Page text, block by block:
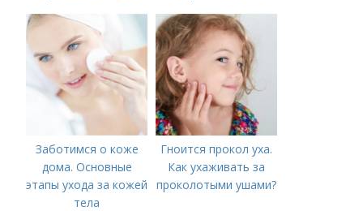
Заботимся о коже
дома. Основные
этапы ухода за кожей
тела
Гноится прокол уха.
Как ухаживать за
проколотыми ушами?